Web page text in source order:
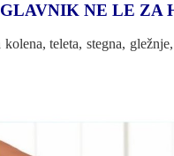
NE LE ZA
teleta, stegna,